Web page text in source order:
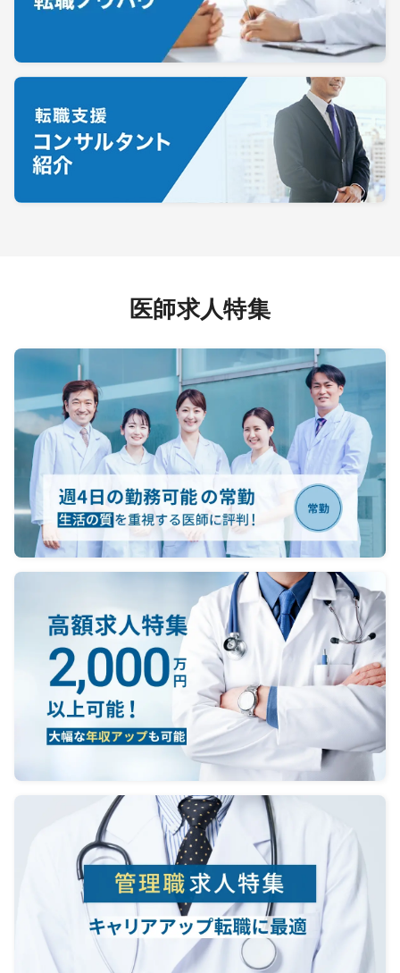
医師求人特集